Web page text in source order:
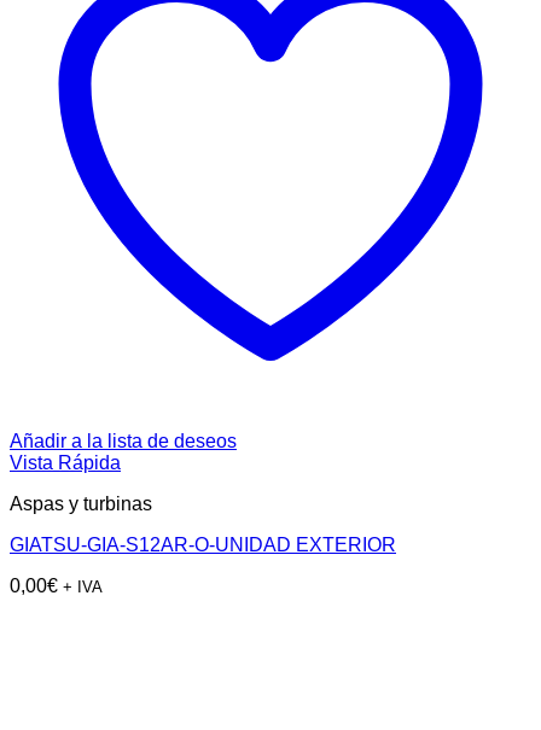
Añadir a la lista de deseos
Vista Rápida
Aspas y turbinas
GIATSU-GIA-S12AR-O-UNIDAD EXTERIOR
0,00€ + IVA